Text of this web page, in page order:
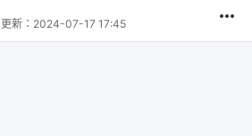
更新： 2024-07-17 17:45